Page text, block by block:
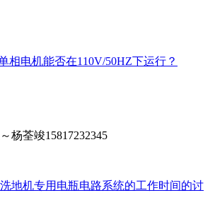
相电机能否在110V/50HZ下运行？
杨荃竣15817232345
地机专用电瓶电路系统的工作时间的讨